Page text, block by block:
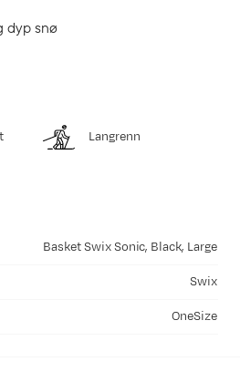
dyp snø
Basket Swix Sonic, Black, Large
Swix
OneSize
Langrenn